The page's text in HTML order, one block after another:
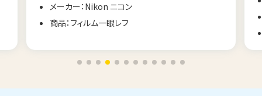
メーカー：Nikon ニコン
商品：フィルム一眼レフ